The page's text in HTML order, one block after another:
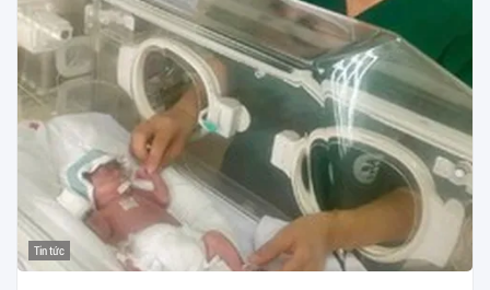
Tin tức